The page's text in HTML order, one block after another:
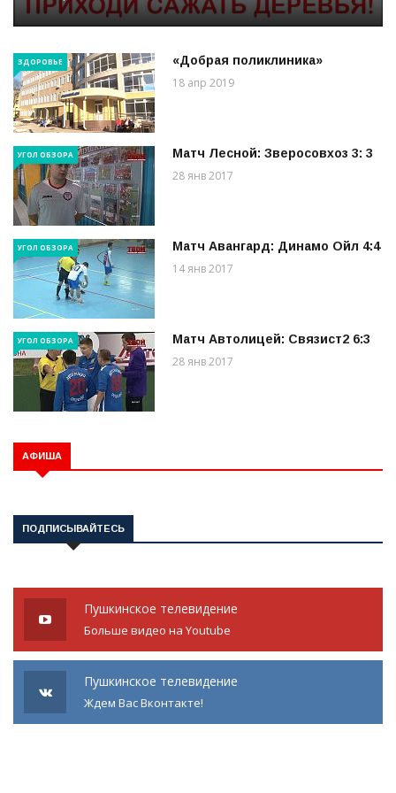
ЗДОРОВЬЕ «Добрая поликлиника»
18 апр 2019
УГОЛ ОБЗОРА Матч Лесной: Зверосовхоз 3: 3
28 янв 2017
УГОЛ ОБЗОРА Матч Авангард: Динамо Ойл 4:4
14 янв 2017
УГОЛ ОБЗОРА Матч Автолицей: Связист2 6:3
28 янв 2017
АФИША
ПОДПИСЫВАЙТЕСЬ
Пушкинское телевидение
Больше видео на Youtube
Пушкинское телевидение
Ждем Вас Вконтакте!